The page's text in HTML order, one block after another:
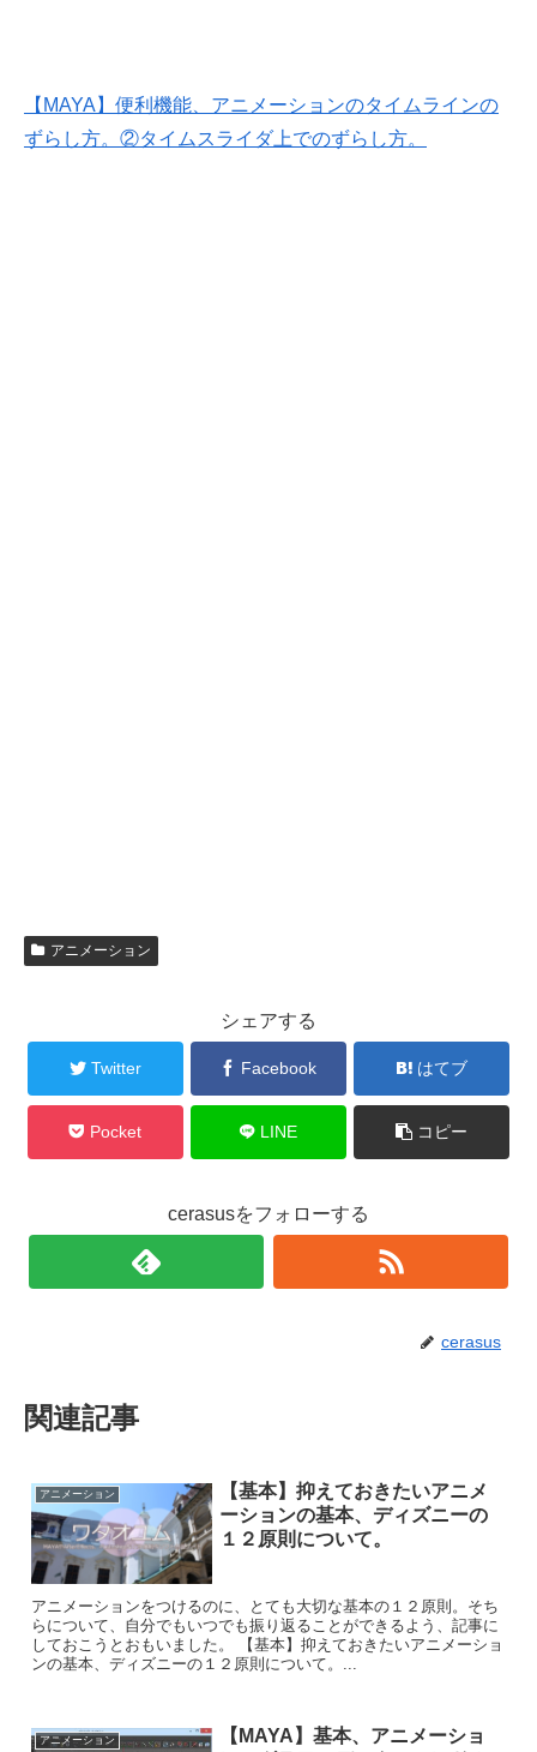
【MAYA】便利機能、アニメーションのタイムラインの
ずらし方。②タイムスライダ上でのずらし方。
アニメーション
シェアする
Twitter Facebook はてブ
Pocket LINE コピー
cerasusをフォローする
cerasus
関連記事
アニメーション
【基本】抑えておきたいアニメ
ーションの基本、ディズニーの
１２原則について。
アニメーションをつけるのに、とても大切な基本の１２原則。そち
らについて、自分でもいつでも振り返ることができるよう、記事に
しておこうとおもいました。 【基本】抑えておきたいアニメーショ
ンの基本、ディズニーの１２原則について。...
アニメーション
【MAYA】基本、アニメーショ